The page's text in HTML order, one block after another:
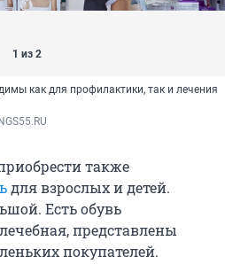
1 из 2
как для профилактики, так и лечения
также
для взрослых и детей.
Есть обувь
представлены
покупателей.